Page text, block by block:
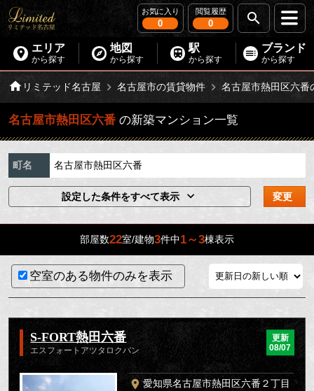
お気に入り
0
閲覧履歴
0
エリア
から探す
地図
から探す
駅
から探す
ブランド
から探す
リミテッド名古屋 名古屋市の賃貸物件 名古屋市熱田区六番
名古屋市熱田区六番 の新築マンション一覧
町名 名古屋市熱田区六番
設定した条件をすべて表示 変更
部屋数22室/建物3件中1～3棟表示
空室のある物件のみを表示
S-FORT熱田六番
エスフォートアツタロクバン
更新
08/07
愛知県名古屋市熱田区六番２丁目